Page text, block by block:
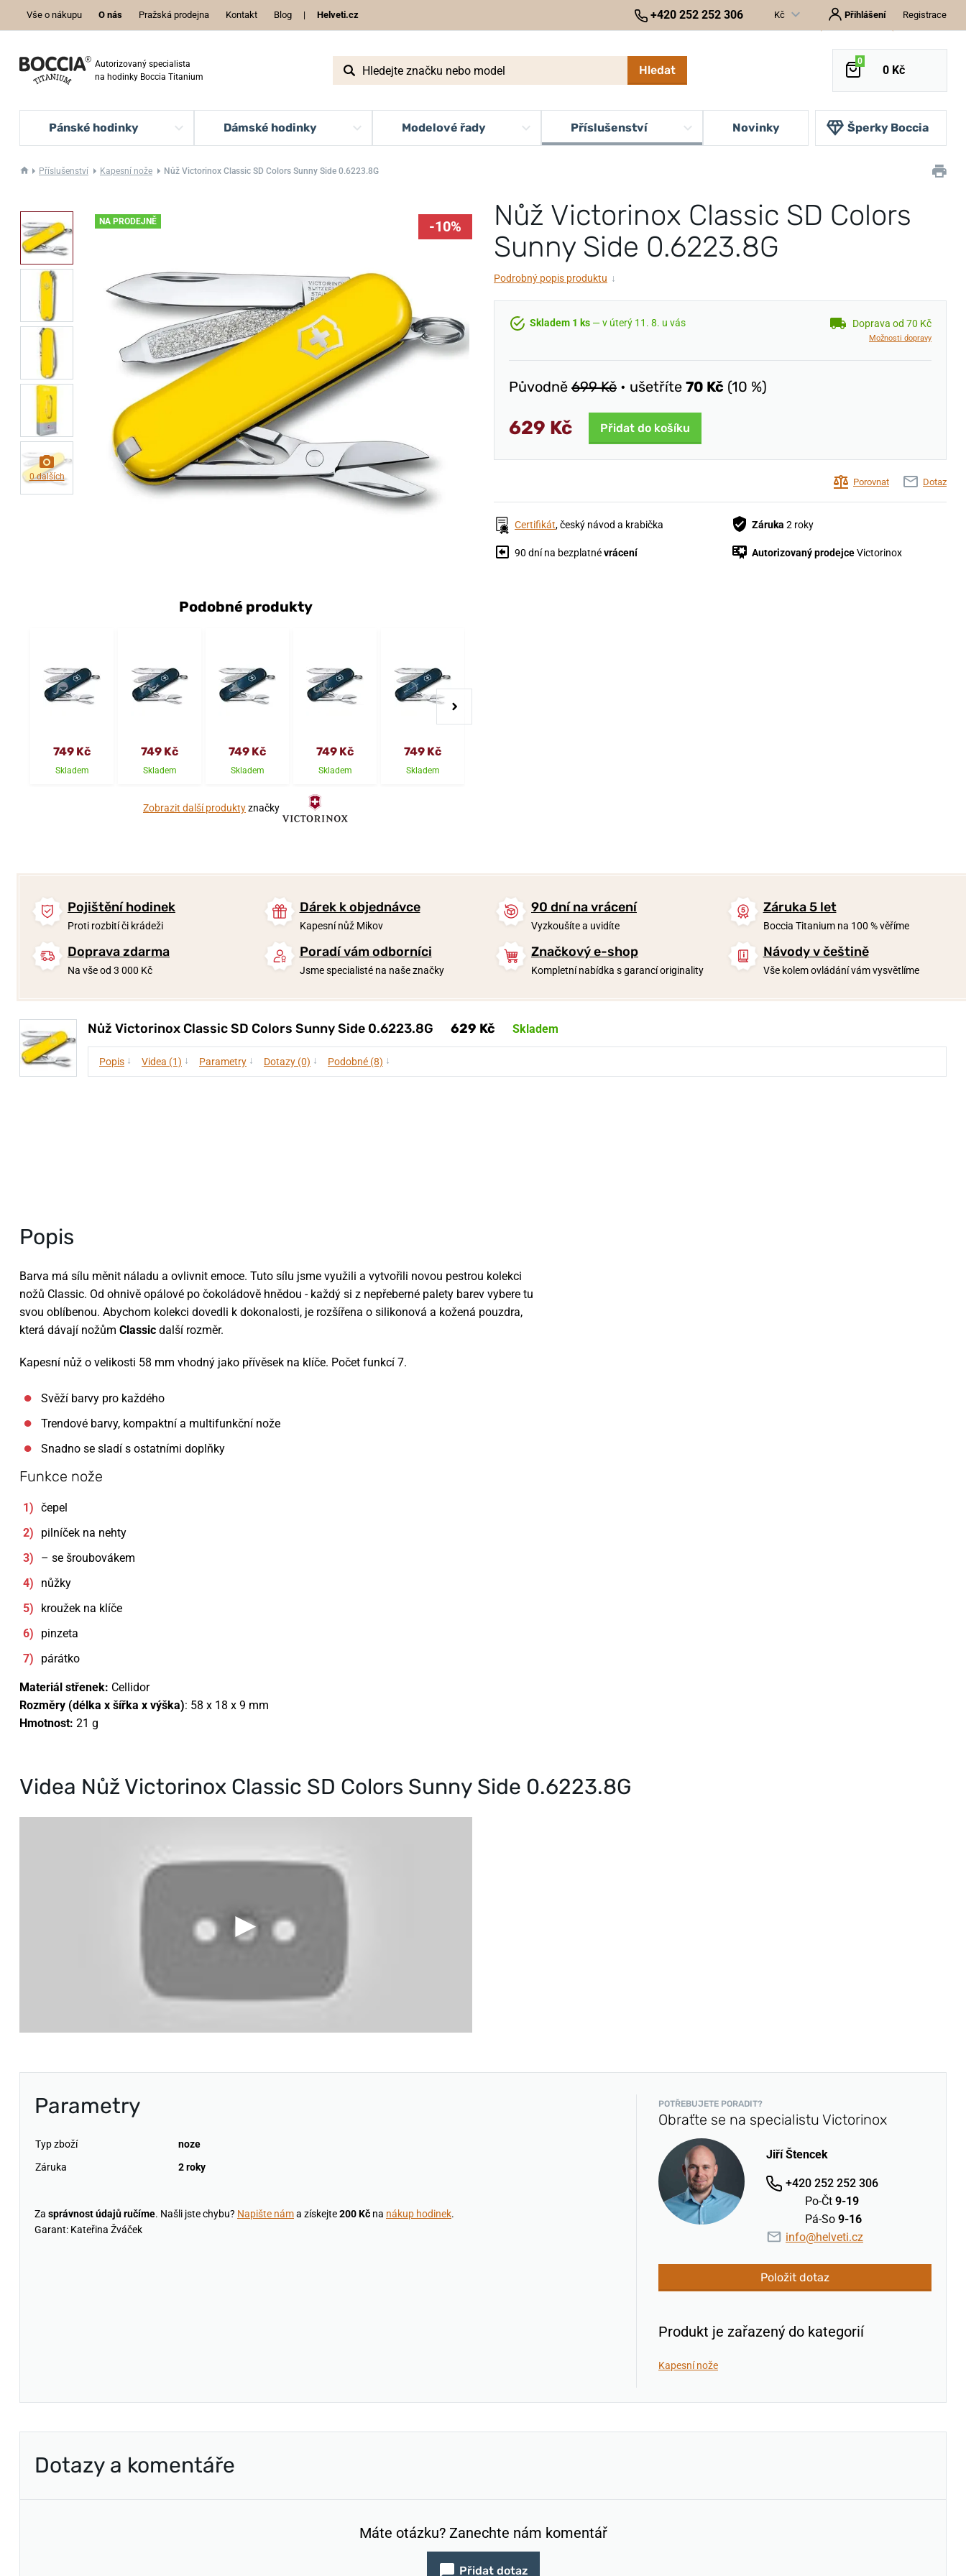
Vše o nákupu O nás Pražská prodejna Kontakt Blog | Helveti.cz +420 252 252 306 Kč Přihlášení Registrace
Autorizovaný specialista
na hodinky Boccia Titanium
Hledat
0
0 Kč
Pánské hodinky Dámské hodinky Modelové řady Příslušenství Novinky Šperky Boccia
Příslušenství Kapesní nože Nůž Victorinox Classic SD Colors Sunny Side 0.6223.8G
Nůž Victorinox Classic SD Colors
Sunny Side 0.6223.8G
NA PRODEJNĚ -10%
0 dalších
Podrobný popis produktu ↓
Skladem 1 ks — v úterý 11. 8. u vás Doprava od 70 Kč
Možnosti dopravy
Původně 699 Kč • ušetříte 70 Kč (10 %)
629 Kč Přidat do košíku
Porovnat Dotaz
Certifikát, český návod a krabička Záruka 2 roky
90 dní na bezplatnévrácení Autorizovaný prodejceVictorinox
Podobné produkty
749 Kč
Skladem
749 Kč
Skladem
749 Kč
Skladem
749 Kč
Skladem
749 Kč
Skladem
Zobrazit další produktyznačky
Pojištění hodinek
Proti rozbití či krádeži
Dárek k objednávce
Kapesní nůž Mikov
90 dní na vrácení
Vyzkoušíte a uvidíte
Záruka 5 let
Boccia Titanium na 100 % věříme
Doprava zdarma
Na vše od 3 000 Kč
Poradí vám odborníci
Jsme specialisté na naše značky
Značkový e-shop
Kompletní nabídka s garancí originality
Návody v češtině
Vše kolem ovládání vám vysvětlíme
Nůž Victorinox Classic SD Colors Sunny Side 0.6223.8G 629 Kč Skladem
Popis ↓ Videa (1) ↓ Parametry ↓ Dotazy (0) ↓ Podobné (8) ↓
Popis
Barva má sílu měnit náladu a ovlivnit emoce. Tuto sílu jsme využili a vytvořili novou pestrou kolekci
nožů Classic. Od ohnivě opálové po čokoládově hnědou - každý si z nepřeberné palety barev vybere tu
svou oblíbenou. Abychom kolekci dovedli k dokonalosti, je rozšířena o silikonová a kožená pouzdra,
která dávají nožům Classic další rozměr.
Kapesní nůž o velikosti 58 mm vhodný jako přívěsek na klíče. Počet funkcí 7.
Svěží barvy pro každého
Trendové barvy, kompaktní a multifunkční nože
Snadno se sladí s ostatními doplňky
Funkce nože
čepel
pilníček na nehty
– se šroubovákem
nůžky
kroužek na klíče
pinzeta
párátko
Materiál střenek: Cellidor
Rozměry (délka x šířka x výška): 58 x 18 x 9 mm
Hmotnost: 21 g
Videa Nůž Victorinox Classic SD Colors Sunny Side 0.6223.8G
Parametry
Typ zboží
noze
Záruka
2 roky
Za správnost údajů ručíme. Našli jste chybu? Napište náma získejte200 Kč na nákup hodinek.
Garant: Kateřina Žváček
POTŘEBUJETE PORADIT?
Obraťte se na specialistu Victorinox
Jiří Štencek
+420 252 252 306
Po-Čt 9-19
Pá-So 9-16
info@helveti.cz
Položit dotaz
Produkt je zařazený do kategorií
Kapesní nože
Dotazy a komentáře
Máte otázku? Zanechte nám komentář
Přidat dotaz